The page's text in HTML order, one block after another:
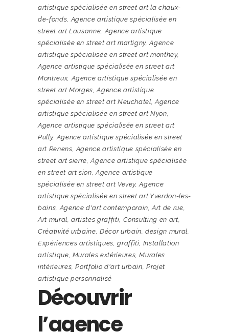
artistique spécialisée en street art la chaux-
de-fonds,Agence artistique spécialisée en
street art Lausanne,Agence artistique
spécialisée en street art martigny,Agence
artistique spécialisée en street art monthey,
Agence artistique spécialisée en street art
Montreux,Agence artistique spécialisée en
street art Morges,Agence artistique
spécialisée en street art Neuchatel,Agence
artistique spécialisée en street art Nyon,
Agence artistique spécialisée en street art
Pully,Agence artistique spécialisée en street
art Renens,Agence artistique spécialisée en
street art sierre,Agence artistique spécialisée
en street art sion,Agence artistique
spécialisée en street art Vevey,Agence
artistique spécialisée en street art Yverdon-les-
bains,Agence d'art contemporain,Art de rue,
Art mural,artistes graffiti, Consulting en art,
Créativité urbaine,Décor urbain,design mural,
Expériences artistiques,graffiti, Installation
artistique, Murales extérieures,Murales
intérieures,Portfolio d'art urbain,Projet
artistique personnalisé
Découvrir
l’agence